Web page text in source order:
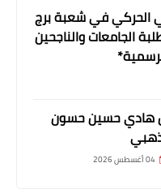
الحركي في شعبة برج
الجامعات والناجحين
هادي حسين حسون
04 أغسطس 2026